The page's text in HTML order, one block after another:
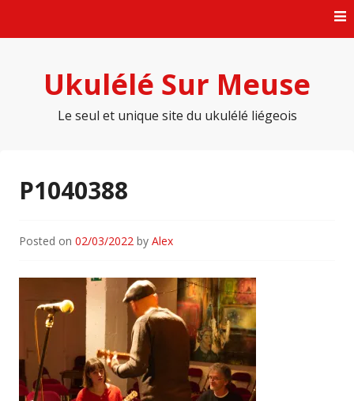
Ukulélé Sur Meuse
Le seul et unique site du ukulélé liégeois
P1040388
Posted on 02/03/2022 by Alex